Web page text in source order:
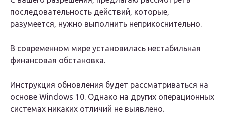
последовательность действий, которые,
разумеется, нужно выполнить неприкоснительно.
В современном мире установилась нестабильная
финансовая обстановка.
Инструкция обновления будет рассматриваться на
основе Windows 10. Однако на других операционных
системах никаких отличий не выявлено.